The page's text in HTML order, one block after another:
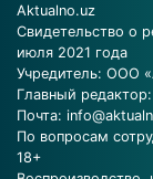
Aktualno.uz
Свидетельство о
июля 2021 года
Учредитель: ООО
Главный редактор:
Почта:
По вопросам
18+